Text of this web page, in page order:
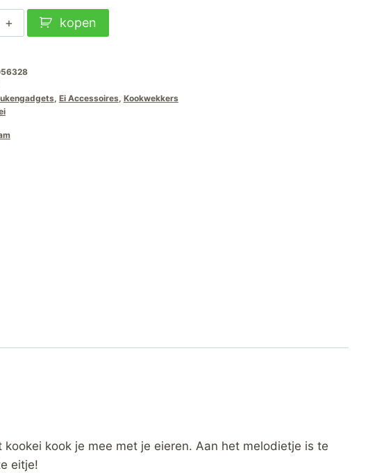
kopen
, Ei Accessoires, Kookwekkers
kook je mee met je eieren. Aan het melodietje is te
eitje!